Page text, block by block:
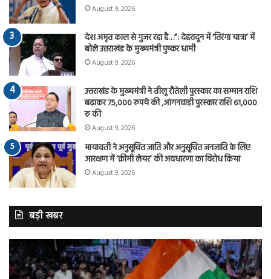
August 9, 2026
देश अमृत काल से गुजर रहा है…”: देहरादून में ‘तिरंगा यात्रा’ में
बोले उत्तराखंड के मुख्यमंत्री पुष्कर धामी
August 9, 2026
उत्तराखंड के मुख्यमंत्री ने तीलू रौतेली पुरस्कार का सम्मान राशि
बढ़ाकर 75,000 रुपये की ,आंगनवाड़ी पुरस्कार राशि 61,000
रु की
August 9, 2026
मायावती ने अनुसूचित जाति और अनुसूचित जनजाति के लिए
आरक्षण में ‘क्रीमी लेयर’ की अवधारणा का विरोध किया
August 9, 2026
बड़ी खबर